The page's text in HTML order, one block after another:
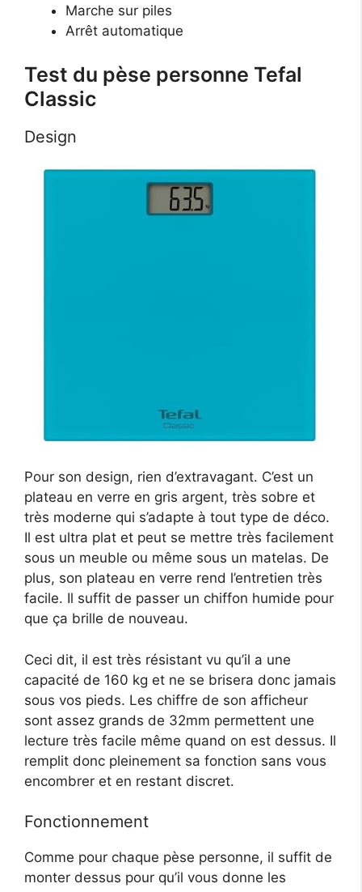
Marche sur piles
Arrêt automatique
Test du pèse personne Tefal
Classic
Design
Pour son design, rien d’extravagant. C’est un
plateau en verre en gris argent, très sobre et
très moderne qui s’adapte à tout type de déco.
Il est ultra plat et peut se mettre très facilement
sous un meuble ou même sous un matelas. De
plus, son plateau en verre rend l’entretien très
facile. Il suffit de passer un chiffon humide pour
que ça brille de nouveau.
Ceci dit, il est très résistant vu qu’il a une
capacité de 160 kg et ne se brisera donc jamais
sous vos pieds. Les chiffre de son afficheur
sont assez grands de 32mm permettent une
lecture très facile même quand on est dessus. Il
remplit donc pleinement sa fonction sans vous
encombrer et en restant discret.
Fonctionnement
Comme pour chaque pèse personne, il suffit de
monter dessus pour qu’il vous donne les